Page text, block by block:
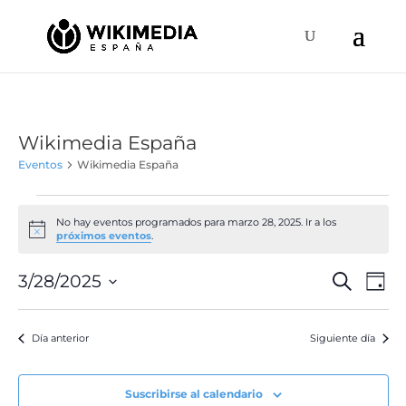
Wikimedia España
Eventos Wikimedia España
en
28,
Aviso
No hay eventos programados para marzo 28, 2025. Ir a los
próximos eventos.
de
y
vistas
Buscar
de
de
Día
3/28/2025
fecha.
Día anterior Siguiente día
Suscribirse al calendario